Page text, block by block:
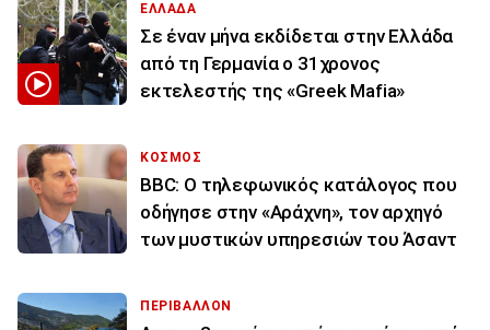
ΕΛΛΑΔΑ
Σε έναν μήνα εκδίδεται στην Ελλάδα
από τη Γερμανία ο 31χρονος
εκτελεστής της «Greek Mafia»
ΚΟΣΜΟΣ
BBC: Ο τηλεφωνικός κατάλογος που
οδήγησε στην «Αράχνη», τον αρχηγό
των μυστικών υπηρεσιών του Άσαντ
ΠΕΡΙΒΑΛΛΟΝ